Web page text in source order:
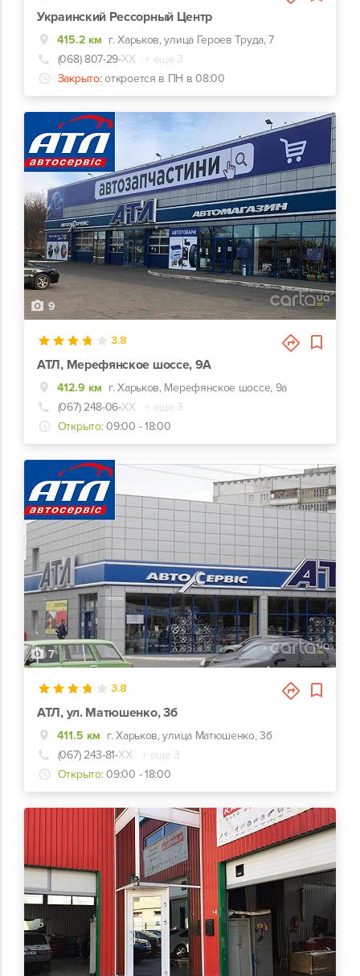
Украинский Рессорный Центр
415.2 км г. Харьков, улица Героев Труда, 7
(068) 807-29-ХХ
+ еще 3
Закрыто: откроется в ПН в 08:00
9
3.8
АТЛ, Мерефянское шоссе, 9А
412.9 км г. Харьков, Мерефянское шоссе, 9а
(067) 248-06-ХХ
+ еще 3
Открыто: 09:00 - 18:00
7
3.8
АТЛ, ул. Матюшенко, 3б
411.5 км г. Харьков, улица Матюшенко, 3б
(067) 243-81-ХХ
+ еще 3
Открыто: 09:00 - 18:00